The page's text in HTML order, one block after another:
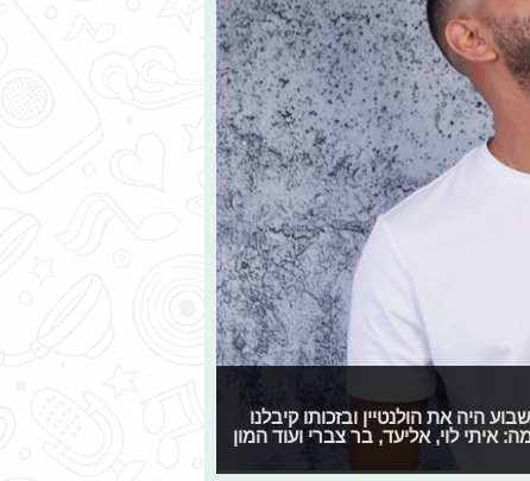
היה את הולנטיין ובזכותו קיבלנו
לוי, אליעד, בר צברי ועוד המון